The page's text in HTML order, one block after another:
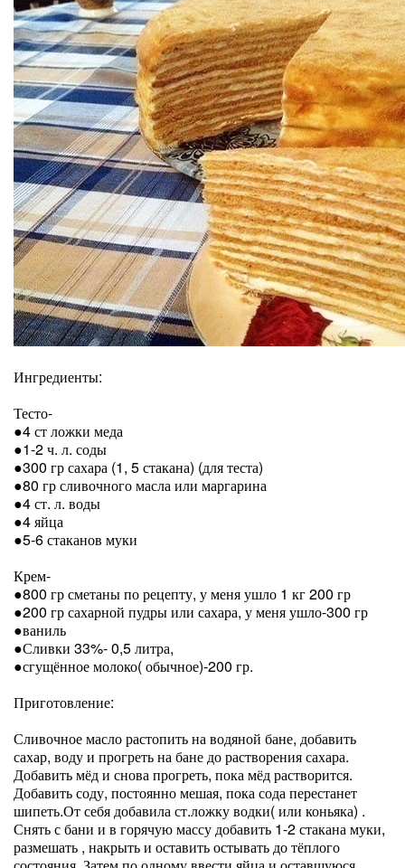
Ингредиенты:
Тесто-
●4 ст ложки меда
●1-2 ч. л. соды
●300 гр сахара (1, 5 стакана) (для теста)
●80 гр сливочного масла или маргарина
●4 ст. л. воды
●4 яйца
●5-6 стаканов муки
Крем-
●800 гр сметаны по рецепту, у меня ушло 1 кг 200 гр
●200 гр сахарной пудры или сахара, у меня ушло-300 гр
●ваниль
●Сливки 33%- 0,5 литра,
●сгущённое молоко( обычное)-200 гр.
Приготовление:
Сливочное масло растопить на водяной бане, добавить
сахар, воду и прогреть на бане до растворения сахара.
Добавить мёд и снова прогреть, пока мёд растворится.
Добавить соду, постоянно мешая, пока сода перестанет
шипеть.От себя добавила ст.ложку водки( или коньяка) .
Снять с бани и в горячую массу добавить 1-2 стакана муки,
размешать , накрыть и оставить остывать до тёплого